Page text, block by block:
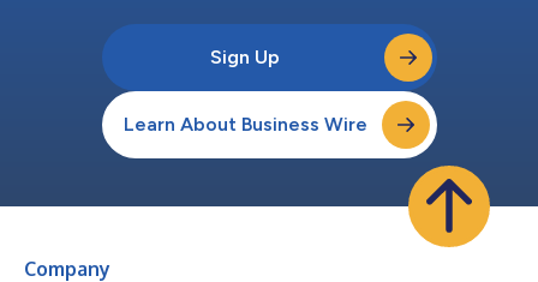
Sign Up
Learn About Business Wire
Company